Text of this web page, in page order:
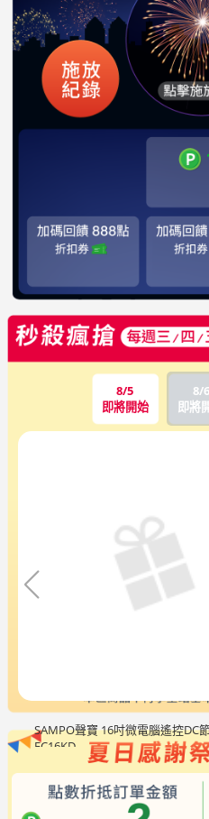
8/5
即將開始
8/6
即將
SAMPO聲寶 16吋微電腦遙控DC
FC16KD